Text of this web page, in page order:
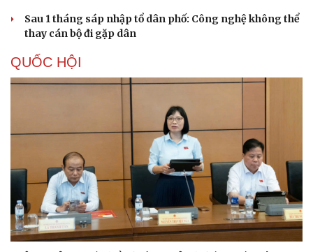
Sau 1 tháng sáp nhập tổ dân phố: Công nghệ không thể
thay cán bộ đi gặp dân
QUỐC HỘI